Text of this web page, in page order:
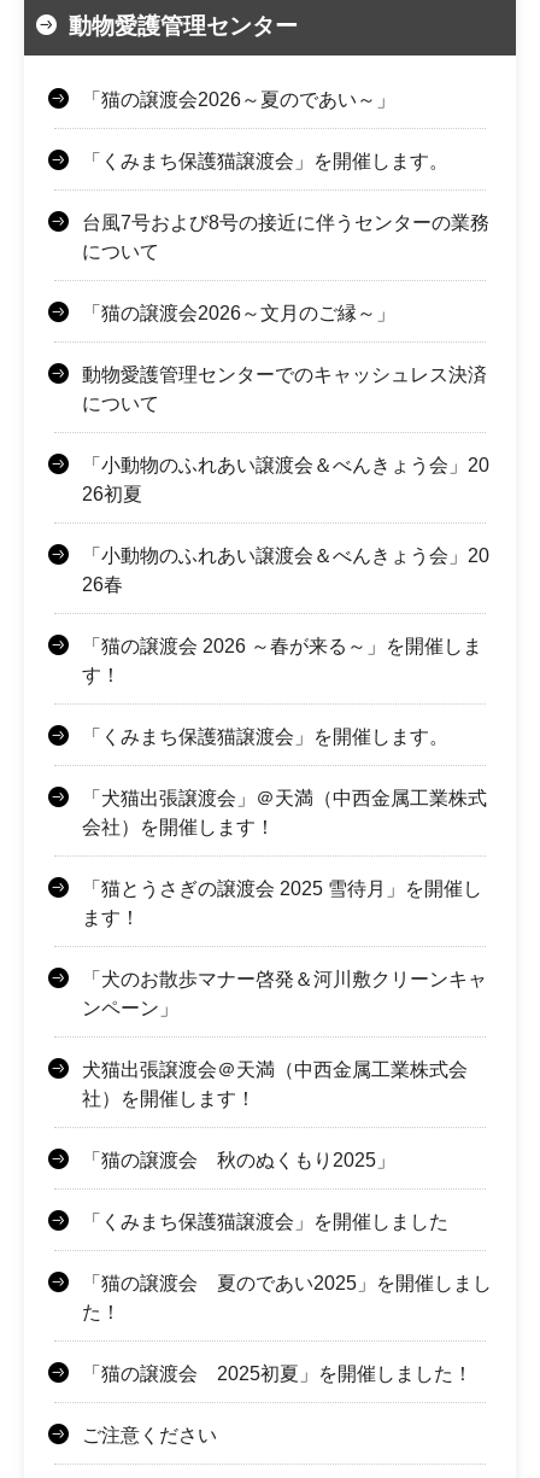
動物愛護管理センター
「猫の譲渡会2026～夏のであい～」
「くみまち保護猫譲渡会」を開催します。
台風7号および8号の接近に伴うセンターの業務
について
「猫の譲渡会2026～文月のご縁～」
動物愛護管理センターでのキャッシュレス決済
について
「小動物のふれあい譲渡会＆べんきょう会」20
26初夏
「小動物のふれあい譲渡会＆べんきょう会」20
26春
「猫の譲渡会 2026 ～春が来る～」を開催しま
す！
「くみまち保護猫譲渡会」を開催します。
「犬猫出張譲渡会」＠天満（中西金属工業株式
会社）を開催します！
「猫とうさぎの譲渡会 2025 雪待月」を開催し
ます！
「犬のお散歩マナー啓発＆河川敷クリーンキャ
ンペーン」
犬猫出張譲渡会＠天満（中西金属工業株式会
社）を開催します！
「猫の譲渡会 秋のぬくもり2025」
「くみまち保護猫譲渡会」を開催しました
「猫の譲渡会 夏のであい2025」を開催しまし
た！
「猫の譲渡会 2025初夏」を開催しました！
ご注意ください